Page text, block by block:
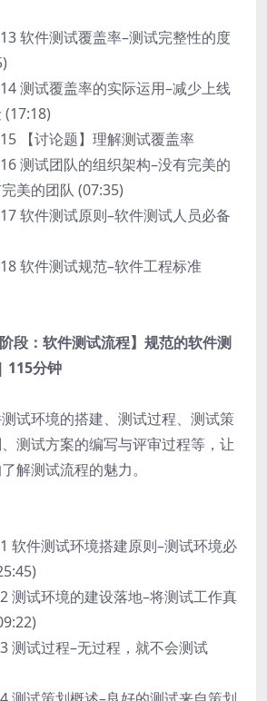
软件测试覆盖率–测试完整性的度
测试覆盖率的实际运用–减少上线
(17:18)
【讨论题】理解测试覆盖率
测试团队的组织架构–没有完美的
美的团队 (07:35)
软件测试原则–软件测试人员必备
软件测试规范–软件工程标准
段：软件测试流程】规范的软件测
115分钟
试环境的搭建、测试过程、测试策
测试方案的编写与评审过程等，让
解测试流程的魅力。
软件测试环境搭建原则–测试环境必
测试环境的建设落地–将测试工作真
测试过程–无过程，就不会测试